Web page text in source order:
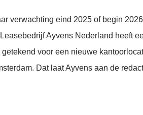
verwachting eind 2025 of begin
Ayvens Nederland heeft
getekend voor een nieuwe
Dat laat Ayvens aan de